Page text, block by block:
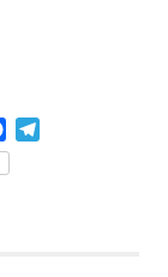
Facebook